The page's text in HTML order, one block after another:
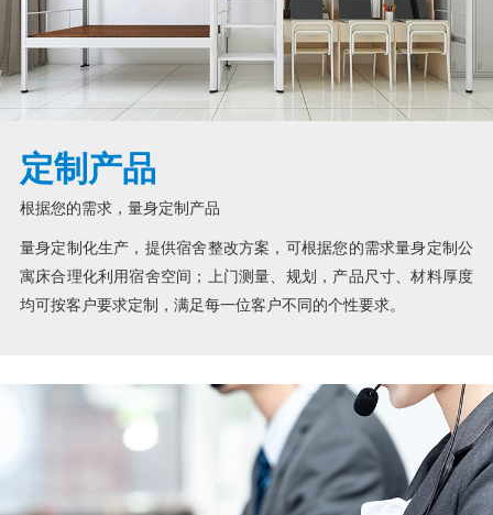
定制产品
根据您的需求，量身定制产品
量身定制化生产，提供宿舍整改方案，可根据您的需求量身定制公
寓床合理化利用宿舍空间；上门测量、规划，产品尺寸、材料厚度
均可按客户要求定制，满足每一位客户不同的个性要求。